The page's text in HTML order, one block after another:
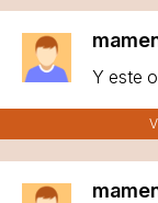
Y este